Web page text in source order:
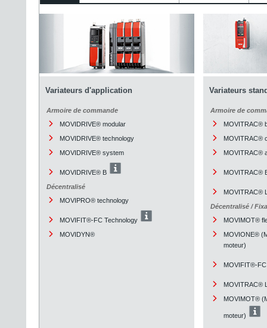
Variateurs d'application
Armoire de commande
MOVIDRIVE® modular
MOVIDRIVE® technology
MOVIDRIVE® system
MOVIDRIVE® B
Décentralisé
MOVIPRO® technology
MOVIFIT®-FC Technology
MOVIDYN®
Variateurs
Armoire de
MOVITRAC®
MOVITRAC®
MOVITRAC®
MOVITRAC®
MOVITRAC®
Décentralisé /
MOVIMOT®
MOVIONE®
moteur)
MOVIFIT®-
MOVITRAC®
MOVIMOT®
moteur)